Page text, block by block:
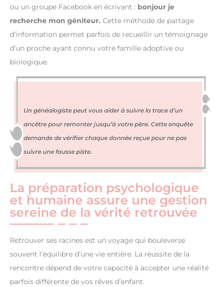
ou un groupe Facebook en écrivant : bonjour je
recherche mon géniteur. Cette méthode de partage
d’information permet parfois de recueillir un témoignage
d’un proche ayant connu votre famille adoptive ou
biologique.
Un généalogiste peut vous aider à suivre la trace d’un
ancêtre pour remonter jusqu’à votre père. Cette enquête
demande de vérifier chaque donnée reçue pour ne pas
suivre une fausse piste.
La préparation psychologique
et humaine assure une gestion
sereine de la vérité retrouvée
Retrouver ses racines est un voyage qui bouleverse
souvent l’équilibre d’une vie entière. La réussite de la
rencontre dépend de votre capacité à accepter une réalité
parfois différente de vos rêves d’enfant.